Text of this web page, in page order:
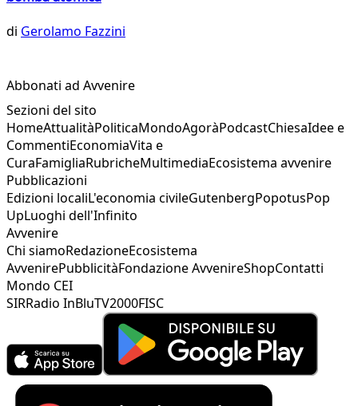
di Gerolamo Fazzini
Abbonati ad Avvenire
Sezioni del sito
HomeAttualitàPoliticaMondoAgoràPodcastChiesaIdee e
CommentiEconomiaVita e
CuraFamigliaRubricheMultimediaEcosistema avvenire
Pubblicazioni
Edizioni localiL'economia civileGutenbergPopotusPop
UpLuoghi dell'Infinito
Avvenire
Chi siamoRedazioneEcosistema
AvvenirePubblicitàFondazione AvvenireShopContatti
Mondo CEI
SIRRadio InBluTV2000FISC